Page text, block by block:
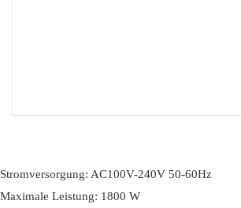
Stromversorgung: AC100V-240V 50-60Hz
Maximale Leistung: 1800 W